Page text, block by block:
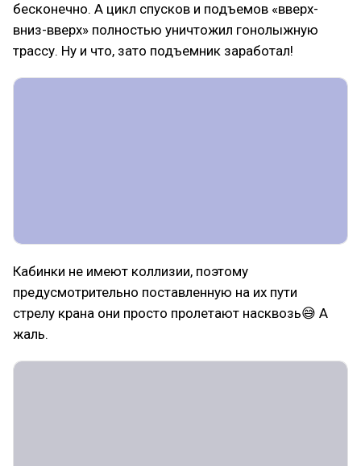
бесконечно. А цикл спусков и подъемов «вверх-
вниз-вверх» полностью уничтожил гонолыжную
трассу. Ну и что, зато подъемник заработал!
Кабинки не имеют коллизии, поэтому
предусмотрительно поставленную на их пути
стрелу крана они просто пролетают насквозь😅 А
жаль.